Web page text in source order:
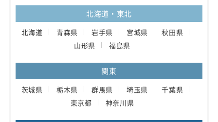
北海道・東北
北海道 青森県 岩手県 宮城県
秋田県
山形県
福島県
関東
茨城県 栃木県 群馬県 埼玉県
千葉県
東京都
神奈川県